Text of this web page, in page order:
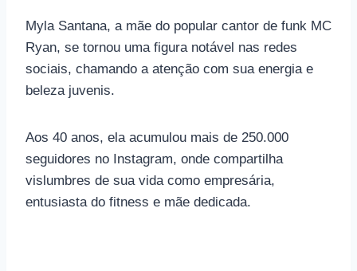
Myla Santana, a mãe do popular cantor de funk MC
Ryan, se tornou uma figura notável nas redes
sociais, chamando a atenção com sua energia e
beleza juvenis.
Aos 40 anos, ela acumulou mais de 250.000
seguidores no Instagram, onde compartilha
vislumbres de sua vida como empresária,
entusiasta do fitness e mãe dedicada.